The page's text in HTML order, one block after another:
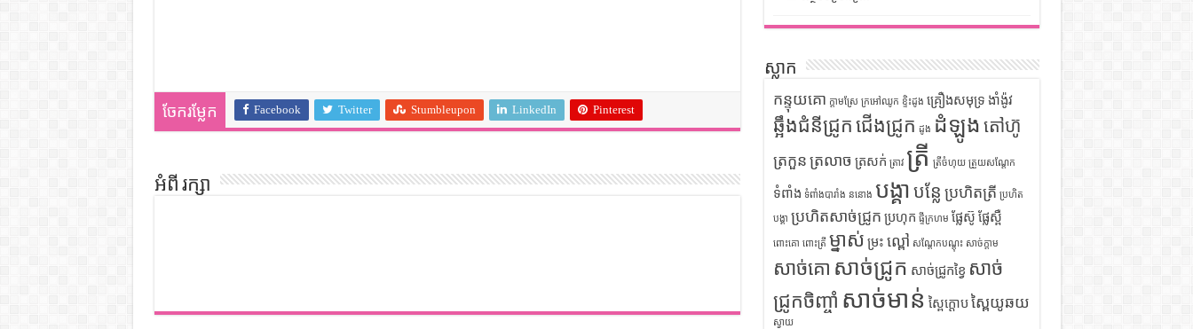
ចែករម្លែក Facebook Twitter Stumbleupon LinkedIn Pinterest
អំពី រក្សា
ស្លាក
កន្ទុយគោ ក្តាមស្រែ ក្រអៅឈូក ខ្ទិះដូង គ្រឿងសមុទ្រ ងាំង៉ូវ
ឆ្អឹងជំនីជ្រូក ជើងជ្រូក ដូង ដំឡូង តៅហ៊ូ
ត្រកួន ត្រលាច ត្រសក់ ត្រាវ ត្រី ត្រីចំហុយ ត្រួយសណ្តែក
ទំពាំង ទំពាំងបារាំង ននោង បង្គា បន្លែ ប្រហិតត្រី ប្រហិត
បង្គា ប្រហិតសាច់ជ្រូក ប្រហុក ផ្ទីក្រហម ផ្លែស៊ូ ផ្លែស្ពឺ
ពោះគោ ពោះត្រី ម្នាស់ ម្រះ ល្ពៅ សណ្តែកបណ្តុះ សាច់ក្តាម
សាច់គោ សាច់ជ្រូក សាច់ជ្រូកខ្វៃ សាច់
ជ្រូកចិញ្ចាំ សាច់មាន់ ស្ពៃក្តោប ស្ពៃយូឆយ
ស្វាយ